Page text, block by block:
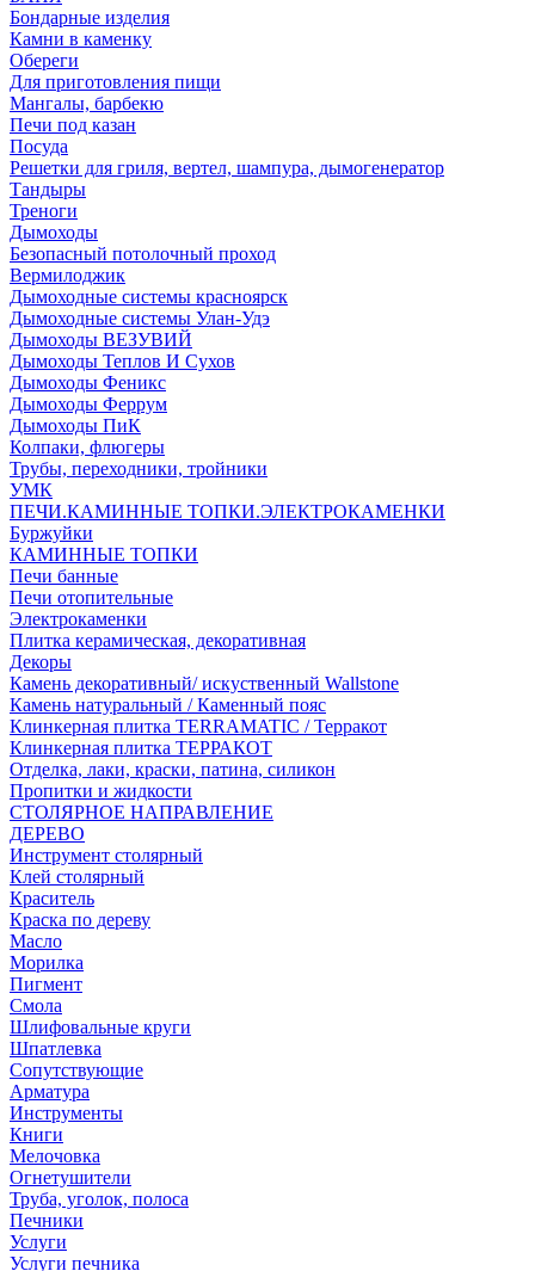
Бондарные изделия
Камни в каменку
Обереги
Для приготовления пищи
Мангалы, барбекю
Печи под казан
Посуда
Решетки для гриля, вертел, шампура, дымогенератор
Тандыры
Треноги
Дымоходы
Безопасный потолочный проход
Вермилоджик
Дымоходные системы красноярск
Дымоходные системы Улан-Удэ
Дымоходы ВЕЗУВИЙ
Дымоходы Теплов И Сухов
Дымоходы Феникс
Дымоходы Феррум
Дымоходы ПиК
Колпаки, флюгеры
Трубы, переходники, тройники
УМК
ПЕЧИ.КАМИННЫЕ ТОПКИ.ЭЛЕКТРОКАМЕНКИ
Буржуйки
КАМИННЫЕ ТОПКИ
Печи банные
Печи отопительные
Электрокаменки
Плитка керамическая, декоративная
Декоры
Камень декоративный/ искуственный Wallstone
Камень натуральный / Каменный пояс
Клинкерная плитка TERRAMATIC / Терракот
Клинкерная плитка ТЕРРАКОТ
Отделка, лаки, краски, патина, силикон
Пропитки и жидкости
СТОЛЯРНОЕ НАПРАВЛЕНИЕ
ДЕРЕВО
Инструмент столярный
Клей столярный
Краситель
Краска по дереву
Масло
Морилка
Пигмент
Смола
Шлифовальные круги
Шпатлевка
Сопутствующие
Арматура
Инструменты
Книги
Мелочовка
Огнетушители
Труба, уголок, полоса
Печники
Услуги
Услуги печника